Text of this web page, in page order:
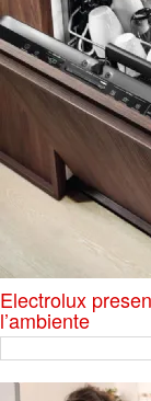
Electrolux
l’ambiente